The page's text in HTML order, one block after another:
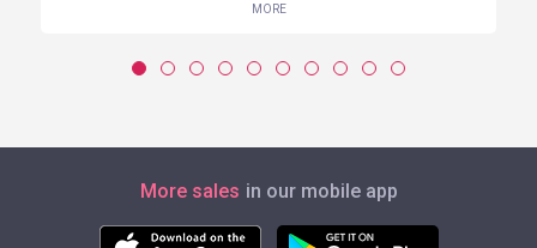
MORE
More sales in our mobile app